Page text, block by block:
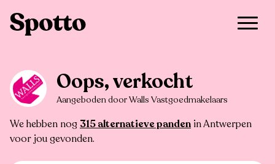
Oops, verkocht
Aangeboden door Walls Vastgoedmakelaars
We hebben nog 315 alternatieve panden in Antwerpen
voor jou gevonden.